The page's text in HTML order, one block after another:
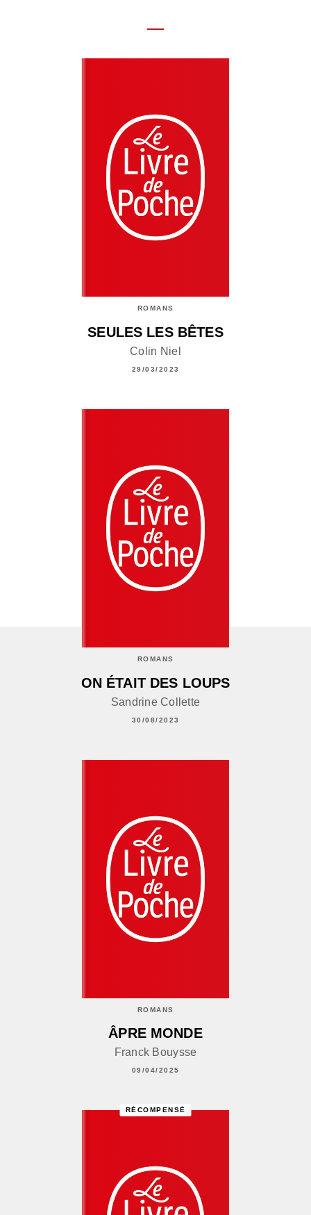
ROMANS
SEULES LES BÊTES
Colin Niel
29/03/2023
ROMANS
ON ÉTAIT DES LOUPS
Sandrine Collette
30/08/2023
ROMANS
ÂPRE MONDE
Franck Bouysse
09/04/2025
RÉCOMPENSÉ